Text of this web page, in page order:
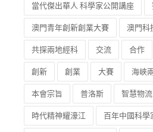
當代傑出華人 科學家公開講座
澳門青年創新創業大賽 澳門科
共探兩地經科 交流 合作
創新 創業 大賽 海峽
本會宗旨 普洛斯 智慧物流
時代精神耀濠江 百年中國科學